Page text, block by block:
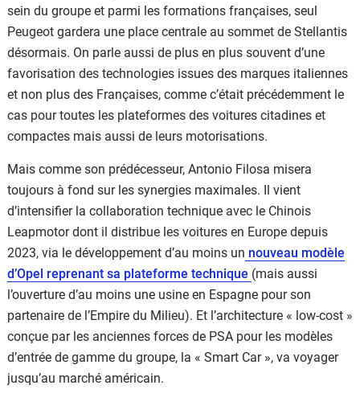
sein du groupe et parmi les formations françaises, seul
Peugeot gardera une place centrale au sommet de Stellantis
désormais. On parle aussi de plus en plus souvent d’une
favorisation des technologies issues des marques italiennes
et non plus des Françaises, comme c’était précédemment le
cas pour toutes les plateformes des voitures citadines et
compactes mais aussi de leurs motorisations.
Mais comme son prédécesseur, Antonio Filosa misera
toujours à fond sur les synergies maximales. Il vient
d’intensifier la collaboration technique avec le Chinois
Leapmotor dont il distribue les voitures en Europe depuis
2023, via le développement d’au moins un nouveau modèle
d’Opel reprenant sa plateforme technique (mais aussi
l’ouverture d’au moins une usine en Espagne pour son
partenaire de l’Empire du Milieu). Et l’architecture « low-cost »
conçue par les anciennes forces de PSA pour les modèles
d’entrée de gamme du groupe, la « Smart Car », va voyager
jusqu’au marché américain.